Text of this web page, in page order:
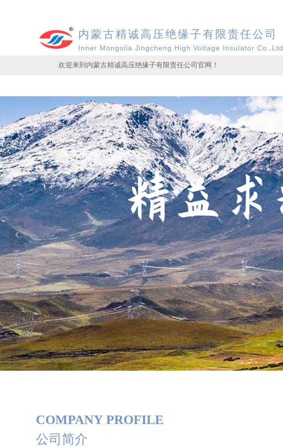
内蒙古精诚高压绝缘子有限责任公司
Inner Mongolia Jingcheng High Voltage Insulator Co.,Ltd
欢迎来到内蒙古精诚高压绝缘子有限责任公司官网！
넳
COMPANY PROFILE
公司简介